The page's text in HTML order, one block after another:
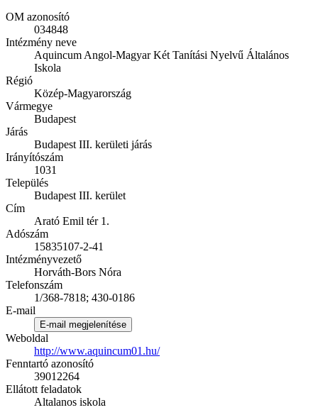
OM azonosító
034848
Intézmény neve
Aquincum Angol-Magyar Két Tanítási Nyelvű Általános
Iskola
Régió
Közép-Magyarország
Vármegye
Budapest
Járás
Budapest III. kerületi járás
Irányítószám
1031
Település
Budapest III. kerület
Cím
Arató Emil tér 1.
Adószám
15835107-2-41
Intézményvezető
Horváth-Bors Nóra
Telefonszám
1/368-7818; 430-0186
E-mail
E-mail megjelenítése
Weboldal
http://www.aquincum01.hu/
Fenntartó azonosító
39012264
Ellátott feladatok
Altalanos iskola